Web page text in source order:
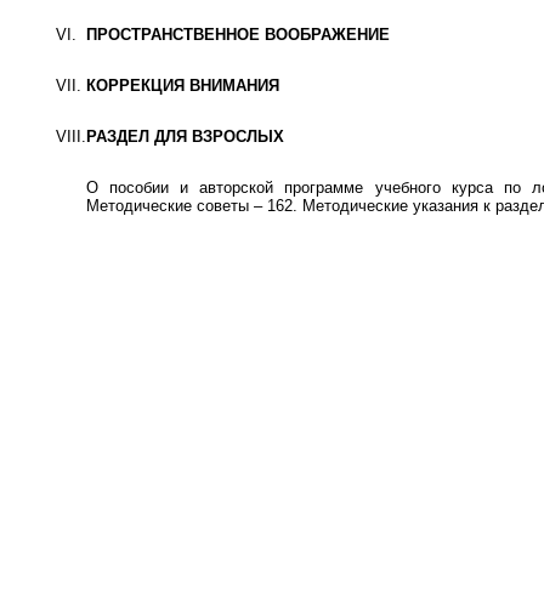
VI. ПРОСТРАНСТВЕННОЕ ВООБРАЖЕНИЕ
VII. КОРРЕКЦИЯ ВНИМАНИЯ
VIII. РАЗДЕЛ ДЛЯ ВЗРОСЛЫХ
О пособии и авторской программе учебного курса по
Методические советы – 162. Методические указания к